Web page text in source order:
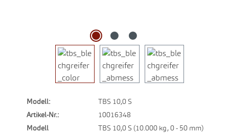
Modell:
TBS 10,0 S
Artikel-Nr.:
10016348
Modell
TBS 10,0 S (10.000 kg, 0 - 50 mm)